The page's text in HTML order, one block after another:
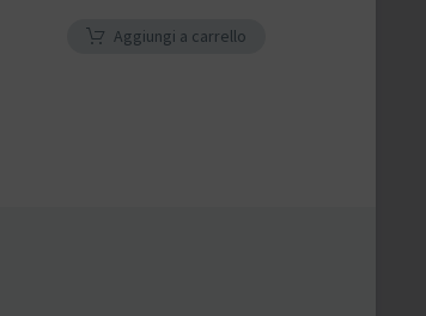
Aggiungi a carrello